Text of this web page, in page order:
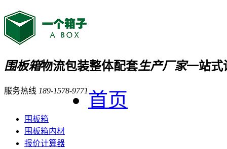
围板箱物流包装整体配套生产厂家一站式
服务热线 189-1578-9771 首页
围板箱
围板箱内材
报价计算器